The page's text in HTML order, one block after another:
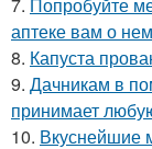
аптеке вам о
8. Капуста
9. Дачникам в
принимает
10. Вкуснейшие